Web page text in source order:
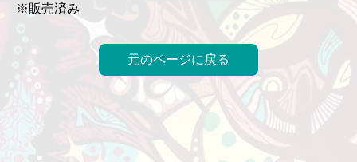
※販売済み
元のページに戻る